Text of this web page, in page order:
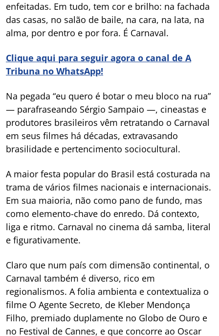
enfeitadas. Em tudo, tem cor e brilho: na fachada
das casas, no salão de baile, na cara, na lata, na
alma, por dentro e por fora. É Carnaval.
Clique aqui para seguir agora o canal de A
Tribuna no WhatsApp!
Na pegada “eu quero é botar o meu bloco na rua”
— parafraseando Sérgio Sampaio —, cineastas e
produtores brasileiros vêm retratando o Carnaval
em seus filmes há décadas, extravasando
brasilidade e pertencimento sociocultural.
A maior festa popular do Brasil está costurada na
trama de vários filmes nacionais e internacionais.
Em sua maioria, não como pano de fundo, mas
como elemento-chave do enredo. Dá contexto,
liga e ritmo. Carnaval no cinema dá samba, literal
e figurativamente.
Claro que num país com dimensão continental, o
Carnaval também é diverso, rico em
regionalismos. A folia ambienta e contextualiza o
filme O Agente Secreto, de Kleber Mendonça
Filho, premiado duplamente no Globo de Ouro e
no Festival de Cannes, e que concorre ao Oscar